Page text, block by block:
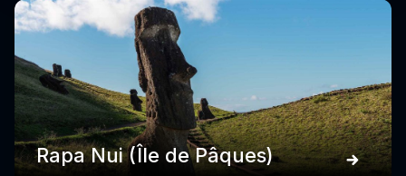
Rapa Nui (Île de Pâques)